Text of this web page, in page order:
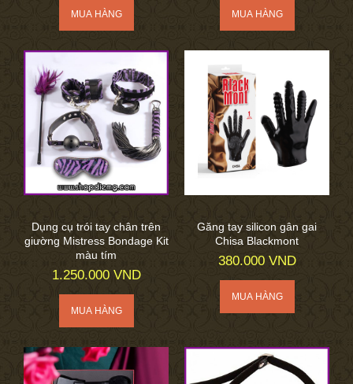
Dụng cụ trói tay chân trên
giường Mistress Bondage Kit
màu tím
1.250.000 VND
Găng tay silicon gân gai
Chisa Blackmont
380.000 VND